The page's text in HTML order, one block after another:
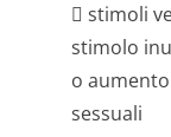
 stimoli
stimolo
o
sessuali